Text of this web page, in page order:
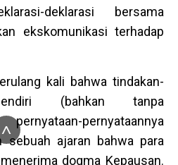
deklarasi bersama
ekskomunikasi terhadap
kali bahwa tindakan-
(bahkan tanpa
pernyataannya
sebuah ajaran bahwa para
dogma Kepausan.
^